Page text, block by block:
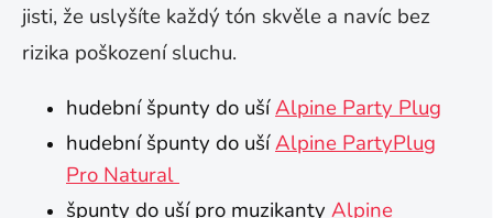
jisti, že uslyšíte každý tón skvěle a navíc bez
rizika poškození sluchu.
hudební špunty do ušíAlpine Party Plug
hudební špunty do ušíAlpine PartyPlug
Pro Natural
špunty do uší pro muzikanty Alpine